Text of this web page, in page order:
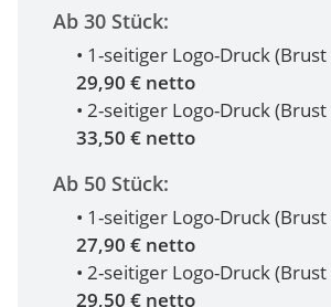
Ab 30 Stück:
• 1-seitiger Logo-Druck
29,90 € netto
• 2-seitiger Logo-Druck
33,50 € netto
Ab 50 Stück:
• 1-seitiger Logo-Druck
27,90 € netto
• 2-seitiger Logo-Druck
29,50 € netto